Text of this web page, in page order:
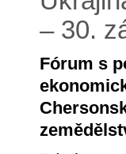
– 30.
Fórum s